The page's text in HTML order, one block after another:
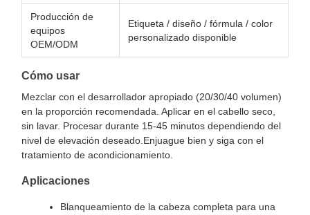
Producción de
equipos
OEM/ODM
Etiqueta / diseño / fórmula / color
personalizado disponible
Cómo usar
Mezclar con el desarrollador apropiado (20/30/40 volumen)
en la proporción recomendada. Aplicar en el cabello seco,
sin lavar. Procesar durante 15-45 minutos dependiendo del
nivel de elevación deseado.Enjuague bien y siga con el
tratamiento de acondicionamiento.
Aplicaciones
Blanqueamiento de la cabeza completa para una